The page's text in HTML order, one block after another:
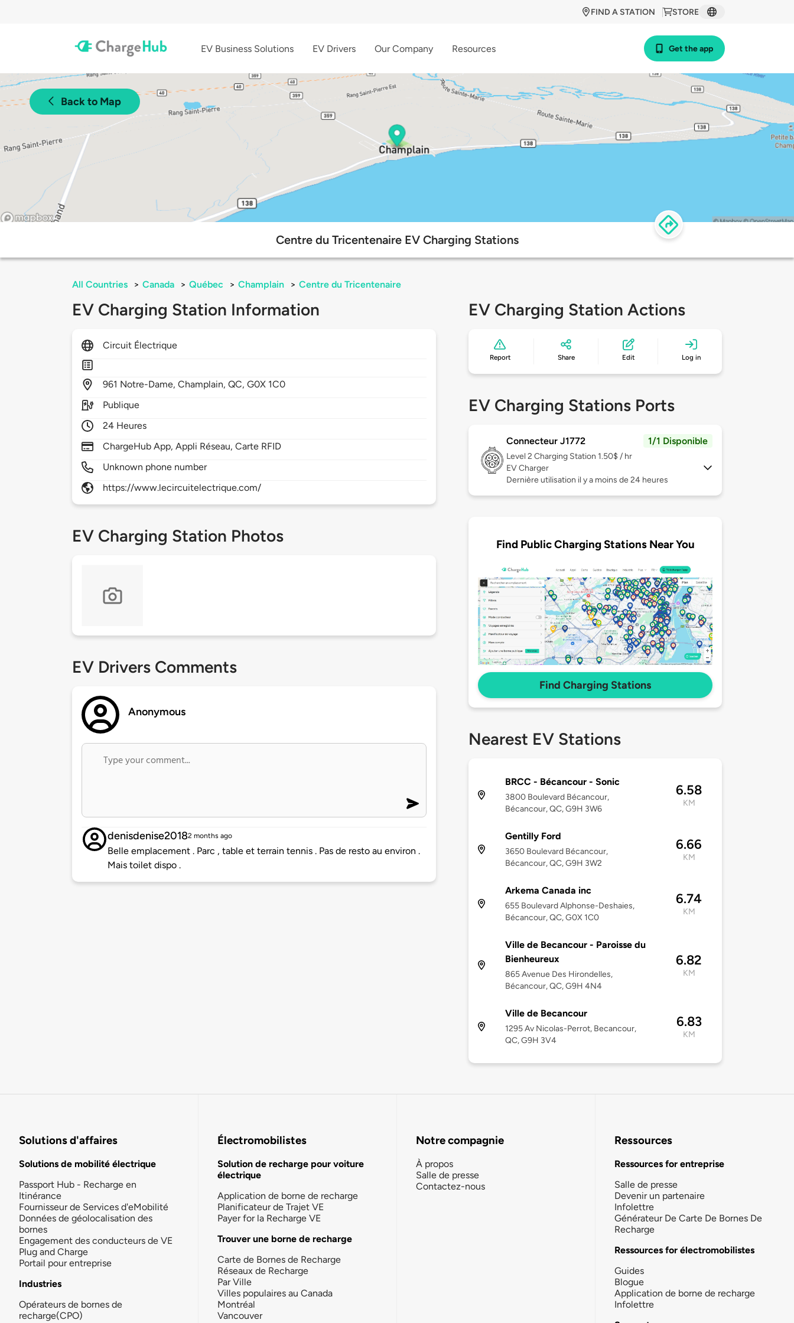
STORE
FIND A STATION
EV Business Solutions EV Drivers Our Company Resources Get the app
Back to Map
Centre du Tricentenaire EV Charging Stations
All Countries > Canada > Québec > Champlain > Centre du Tricentenaire
EV Charging Station Information
Circuit Électrique
961 Notre-Dame,Champlain,QC,G0X 1C0
Publique
24 Heures
ChargeHub App, Appli Réseau, Carte RFID
Unknown phone number
https://www.lecircuitelectrique.com/
EV Charging Station Photos
EV Drivers Comments
Anonymous
denisdenise20182 months ago
Belle emplacement . Parc , table et terrain tennis . Pas de resto au environ .
Mais toilet dispo .
EV Charging Station Actions
Report Share Edit Log in
EV Charging Stations Ports
Connecteur J1772 1/1 Disponible
Level 2 Charging Station 1.50$ / hr
EV Charger
Dernière utilisation il y a moins de 24 heures
Find Public Charging Stations Near You
Find Charging Stations
Nearest EV Stations
BRCC - Bécancour - Sonic
3800 Boulevard Bécancour,
Bécancour, QC, G9H 3W6
6.58
KM
Gentilly Ford
3650 Boulevard Bécancour,
Bécancour, QC, G9H 3W2
6.66
KM
Arkema Canada inc
655 Boulevard Alphonse-Deshaies,
Bécancour, QC, G0X 1C0
6.74
KM
Ville de Becancour - Paroisse du
Bienheureux
865 Avenue Des Hirondelles,
Bécancour, QC, G9H 4N4
6.82
KM
Ville de Becancour
1295 Av Nicolas-Perrot, Becancour,
QC, G9H 3V4
6.83
KM
Solutions d'affaires
Solutions de mobilité électrique
Passport Hub - Recharge en
Itinérance
Fournisseur de Services d'eMobilité
Données de géolocalisation des
bornes
Engagement des conducteurs de VE
Plug and Charge
Portail pour entreprise
Industries
Opérateurs de bornes de
recharge(CPO)
Électromobilistes
Solution de recharge pour voiture
électrique
Application de borne de recharge
Planificateur de Trajet VE
Payer for la Recharge VE
Trouver une borne de recharge
Carte de Bornes de Recharge
Réseaux de Recharge
Par Ville
Villes populaires au Canada
Montréal
Vancouver
Notre compagnie
À propos
Salle de presse
Contactez-nous
Ressources
Ressources for entreprise
Salle de presse
Devenir un partenaire
Infolettre
Générateur De Carte De Bornes De
Recharge
Ressources for électromobilistes
Guides
Blogue
Application de borne de recharge
Infolettre